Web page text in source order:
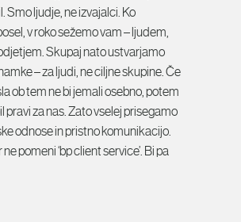
Smo ljudje, ne izvajalci. Ko
v roko sežemo vam – ljudem,
Skupaj nato ustvarjamo
– za ljudi, ne ciljne skupine. Če
ob tem ne bi jemali osebno, potem
pravi za nas. Zato vselej prisegamo
odnose in pristno komunikacijo.
pomeni ‘bp client service’. Bi pa